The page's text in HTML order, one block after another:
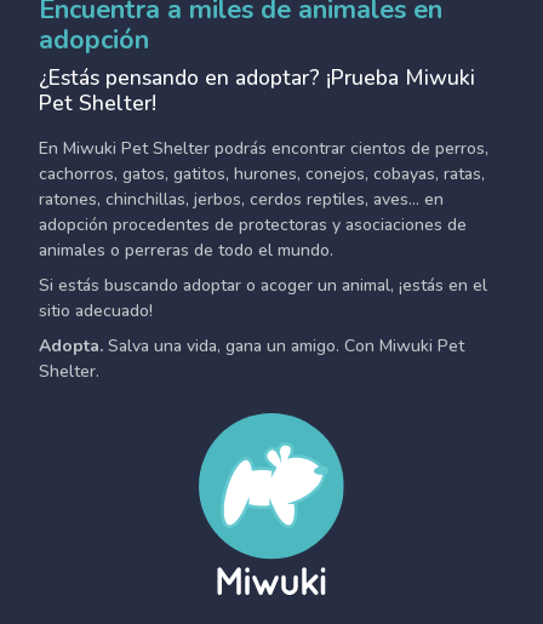
Encuentra a miles de animales en
adopción
¿Estás pensando en adoptar? ¡Prueba Miwuki
Pet Shelter!
En Miwuki Pet Shelter podrás encontrar cientos de perros,
cachorros, gatos, gatitos, hurones, conejos, cobayas, ratas,
ratones, chinchillas, jerbos, cerdos reptiles, aves... en
adopción procedentes de protectoras y asociaciones de
animales o perreras de todo el mundo.
Si estás buscando adoptar o acoger un animal, ¡estás en el
sitio adecuado!
Adopta. Salva una vida, gana un amigo. Con Miwuki Pet
Shelter.